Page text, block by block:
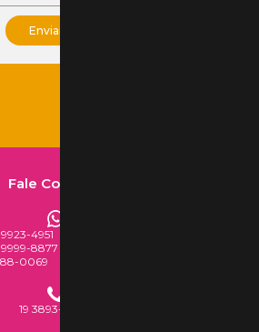
Enviar
Fale Conosco
4951
8877
0069
19 3893-2777